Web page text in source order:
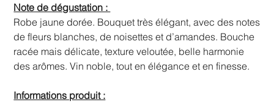
Note de dégustation :
Robe jaune dorée. Bouquet très élégant, avec des notes
de fleurs blanches, de noisettes et d’amandes. Bouche
racée mais délicate, texture veloutée, belle harmonie
des arômes. Vin noble, tout en élégance et en finesse.
Informations produit :